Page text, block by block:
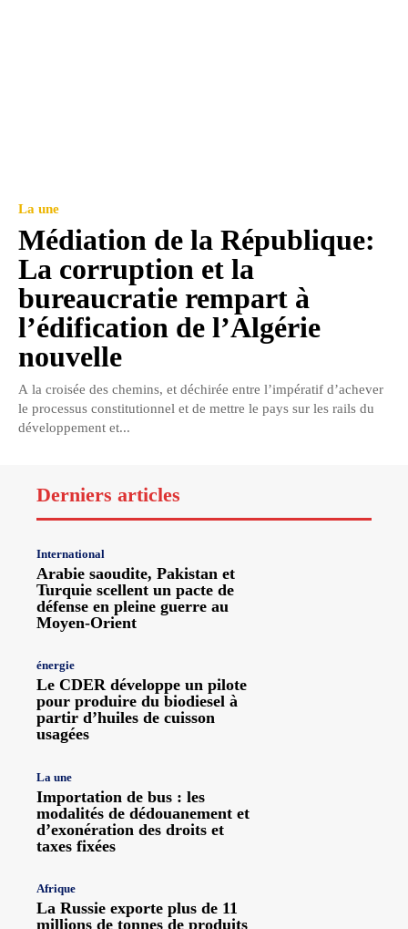
La une
Médiation de la République:
La corruption et la
bureaucratie rempart à
l’édification de l’Algérie
nouvelle
A la croisée des chemins, et déchirée entre l’impératif d’achever
le processus constitutionnel et de mettre le pays sur les rails du
développement et...
Derniers articles
International
Arabie saoudite, Pakistan et
Turquie scellent un pacte de
défense en pleine guerre au
Moyen-Orient
énergie
Le CDER développe un pilote
pour produire du biodiesel à
partir d’huiles de cuisson
usagées
La une
Importation de bus : les
modalités de dédouanement et
d’exonération des droits et
taxes fixées
Afrique
La Russie exporte plus de 11
millions de tonnes de produits